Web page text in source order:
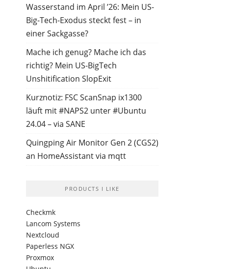
Wasserstand im April ’26: Mein US-
Big-Tech-Exodus steckt fest – in
einer Sackgasse?
Mache ich genug? Mache ich das
richtig? Mein US-BigTech
Unshitification SlopExit
Kurznotiz: FSC ScanSnap ix1300
läuft mit #NAPS2 unter #Ubuntu
24.04 – via SANE
Quingping Air Monitor Gen 2 (CGS2)
an HomeAssistant via mqtt
PRODUCTS I LIKE
Checkmk
Lancom Systems
Nextcloud
Paperless NGX
Proxmox